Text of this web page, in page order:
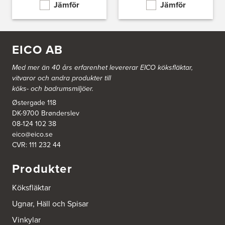
291 59 Kristianstad
Tel.:0046-725286480
Ballingslöv Hässleholm
Okvägen 6
Stoby Måleri AB
281 51 Hässleholm
Tel.: 0046-451388500
http://www.ballingslov.se
Industrigatan 18
553 03 Jönköping
Tel.:364404030
http://www.ballingslov.se
Ballingslöv Länna
Jämför Jämför
EICO AB
Med mer än 40 års erfarenhet levererar EICO köksfläktar,
vitvaror och andra produkter till
köks- och badrumsmiljöer.
Østergade 118
DK-9700 Brønderslev
08-124 102 38
eico@eico.se
CVR: 111 232 44
Produkter
Köksfläktar
Ugnar, Häll och Spisar
Vinkylar